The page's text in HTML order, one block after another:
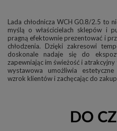
Lada chłodnicza WCH G0.8/2.5 to
myślą o właścicielach sklepów i
pragną efektownie prezentować i
chłodzenia. Dzięki zakresowi
doskonale nadaje się do
zapewniając im świeżość i
wystawowa umożliwia
wzrok klientów i zachęcając do